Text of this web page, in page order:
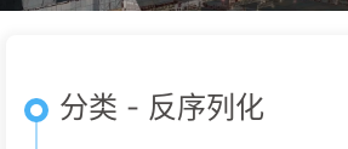
分类 - 反序列化